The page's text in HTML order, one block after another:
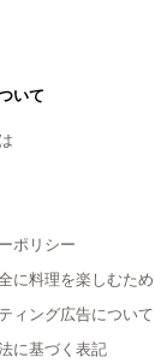
いて
ポリシー
に料理を楽しむため
ィング広告について
に基づく表記